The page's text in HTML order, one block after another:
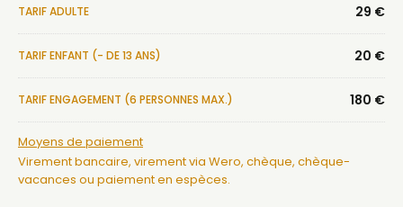
TARIF ADULTE 29 €
TARIF ENFANT (- DE 13 ANS) 20 €
TARIF ENGAGEMENT (6 PERSONNES MAX.) 180 €
Moyens de paiement
Virement bancaire, virement via Wero, chèque, chèque-
vacances ou paiement en espèces.